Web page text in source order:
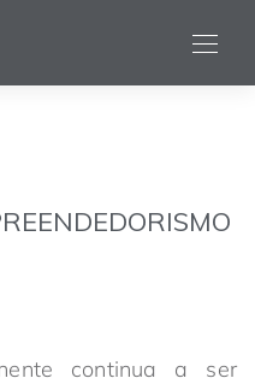
continua a ser